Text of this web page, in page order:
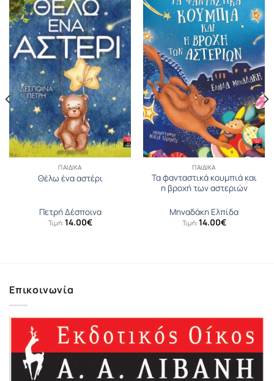
ΠΑΙΔΙΚΆ
Θέλω ένα αστέρι
Πετρή Δέσποινα
Τιμή: 14.00€
ΠΑΙΔΙΚΆ
Τα φανταστικά κουμπιά και
η βροχή των αστεριών
Μηναδάκη Ελπίδα
Τιμή: 14.00€
Επικοινωνία